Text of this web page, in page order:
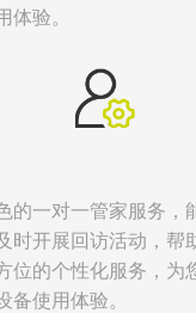
体验。
的一对一管家服务，
时开展回访活动，帮
位的个性化服务，为
备使用体验。